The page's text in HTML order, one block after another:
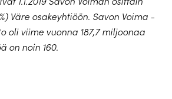
Väre osakeyhtiöön. Savon Voima -
oli viime vuonna 187,7 miljoonaa
on noin 160.